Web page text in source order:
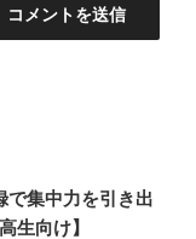
で集中力を引き出
生向け】